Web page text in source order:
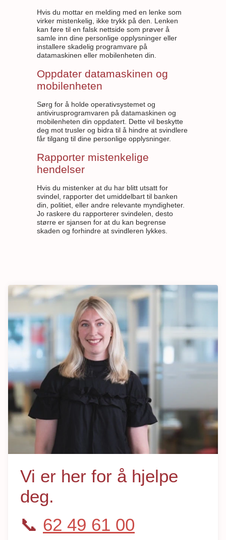
Hvis du mottar en melding med en lenke som
virker mistenkelig, ikke trykk på den. Lenken
kan føre til en falsk nettside som prøver å
samle inn dine personlige opplysninger eller
installere skadelig programvare på
datamaskinen eller mobilenheten din.
Oppdater datamaskinen og
mobilenheten
Sørg for å holde operativsystemet og
antivirusprogramvaren på datamaskinen og
mobilenheten din oppdatert. Dette vil beskytte
deg mot trusler og bidra til å hindre at svindlere
får tilgang til dine personlige opplysninger.
Rapporter mistenkelige
hendelser
Hvis du mistenker at du har blitt utsatt for
svindel, rapporter det umiddelbart til banken
din, politiet, eller andre relevante myndigheter.
Jo raskere du rapporterer svindelen, desto
større er sjansen for at du kan begrense
skaden og forhindre at svindleren lykkes.
Vi er her for å hjelpe
deg.
📞 62 49 61 00